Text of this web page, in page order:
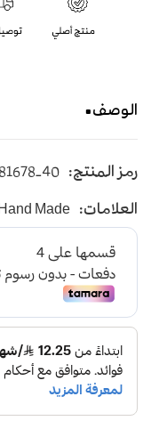
الوصف
يأتي بأرضية
و طبقة اسفنجية
ومقاومة الإنزلاق و
رمز المنتج: 40
العلامات: Made